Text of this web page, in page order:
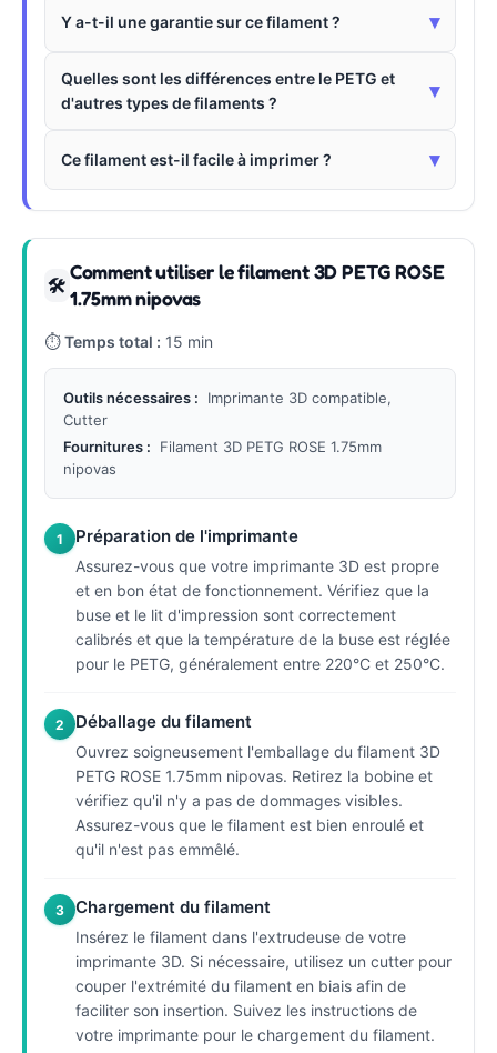
Y a-t-il une garantie sur ce filament ? ▾
Quelles sont les différences entre le PETG et
d'autres types de filaments ?
▾
Ce filament est-il facile à imprimer ? ▾
🛠
Comment utiliser le filament 3D PETG ROSE
1.75mm nipovas
⏱Temps total : 15 min
Outils nécessaires :
Imprimante 3D compatible,
Cutter
Fournitures :
Filament 3D PETG ROSE 1.75mm
nipovas
1 Préparation de l'imprimante
Assurez-vous que votre imprimante 3D est propre
et en bon état de fonctionnement. Vérifiez que la
buse et le lit d'impression sont correctement
calibrés et que la température de la buse est réglée
pour le PETG, généralement entre 220°C et 250°C.
2 Déballage du filament
Ouvrez soigneusement l'emballage du filament 3D
PETG ROSE 1.75mm nipovas. Retirez la bobine et
vérifiez qu'il n'y a pas de dommages visibles.
Assurez-vous que le filament est bien enroulé et
qu'il n'est pas emmêlé.
3 Chargement du filament
Insérez le filament dans l'extrudeuse de votre
imprimante 3D. Si nécessaire, utilisez un cutter pour
couper l'extrémité du filament en biais afin de
faciliter son insertion. Suivez les instructions de
votre imprimante pour le chargement du filament.